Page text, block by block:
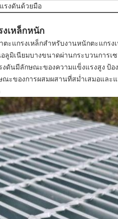
รงดันด้วยมือ
เหล็กหนัก
ตะแกรงเหล็กสำหรับงานหนักตะแกร
มิเนียมบางขนาดผ่านกระบวนการเ
ดันมีลักษณะของความแข็งแรงสูง ป้
ะของการผสมผสานที่สม่ำเสมอและ